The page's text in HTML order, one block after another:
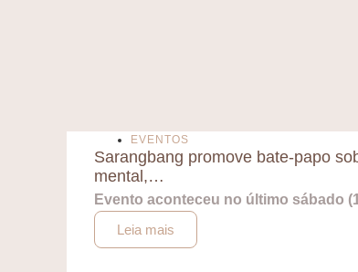
EVENTOS
Sarangbang promove bate-papo
mental,…
Evento aconteceu no último sábado
Leia mais